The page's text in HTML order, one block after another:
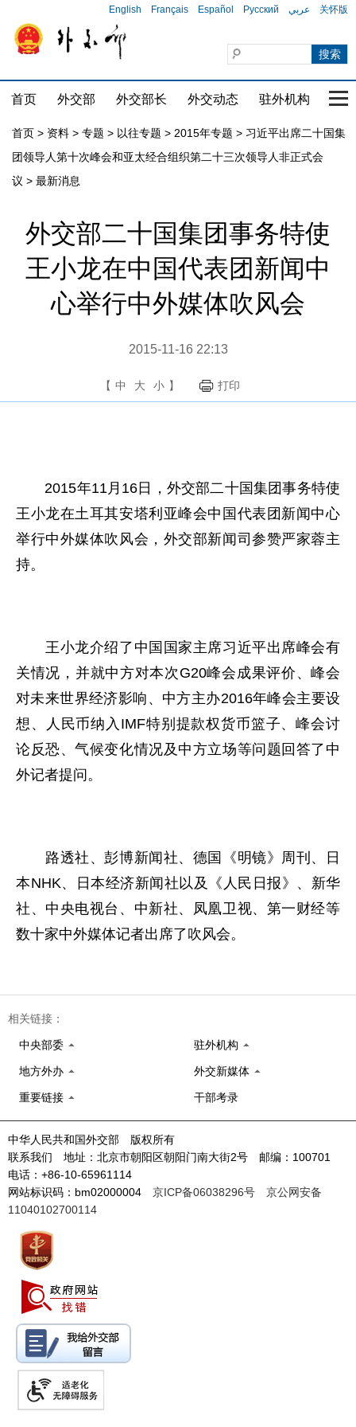
English Français Español Русский عربي 关怀版
首页 外交部 外交部长 外交动态 驻外机构 国
首页 > 资料 > 专题 > 以往专题 > 2015年专题 > 习近平出席二十国集
团领导人第十次峰会和亚太经合组织第二十三次领导人非正式会
议 > 最新消息
外交部二十国集团事务特使
王小龙在中国代表团新闻中
心举行中外媒体吹风会
2015-11-16 22:13
【 中 大 小 】 打印
2015年11月16日，外交部二十国集团事务特使
王小龙在土耳其安塔利亚峰会中国代表团新闻中心
举行中外媒体吹风会，外交部新闻司参赞严家蓉主
持。
王小龙介绍了中国国家主席习近平出席峰会有
关情况，并就中方对本次G20峰会成果评价、峰会
对未来世界经济影响、中方主办2016年峰会主要设
想、人民币纳入IMF特别提款权货币篮子、峰会讨
论反恐、气候变化情况及中方立场等问题回答了中
外记者提问。
路透社、彭博新闻社、德国《明镜》周刊、日
本NHK、日本经济新闻社以及《人民日报》、新华
社、中央电视台、中新社、凤凰卫视、第一财经等
数十家中外媒体记者出席了吹风会。
相关链接：
中央部委 驻外机构
地方外办 外交新媒体
重要链接 干部考录
中华人民共和国外交部 版权所有
联系我们 地址：北京市朝阳区朝阳门南大街2号 邮编：100701
电话：+86-10-65961114
网站标识码：bm02000004 京ICP备06038296号
京公网安备
11040102700114